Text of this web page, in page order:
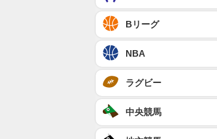
Bリーグ
NBA
ラグビー
中央競馬